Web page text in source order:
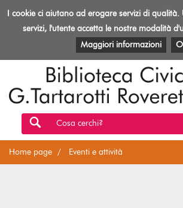
Biblioteca
Rovereto
EVENTI E ATTIVITÀ
Cosa cerchi?
Home page Eventi e attività
I cookie ci aiutano ad erogare servizi di
servizi, l'utente accetta le nostre modalità
Maggiori informazioni